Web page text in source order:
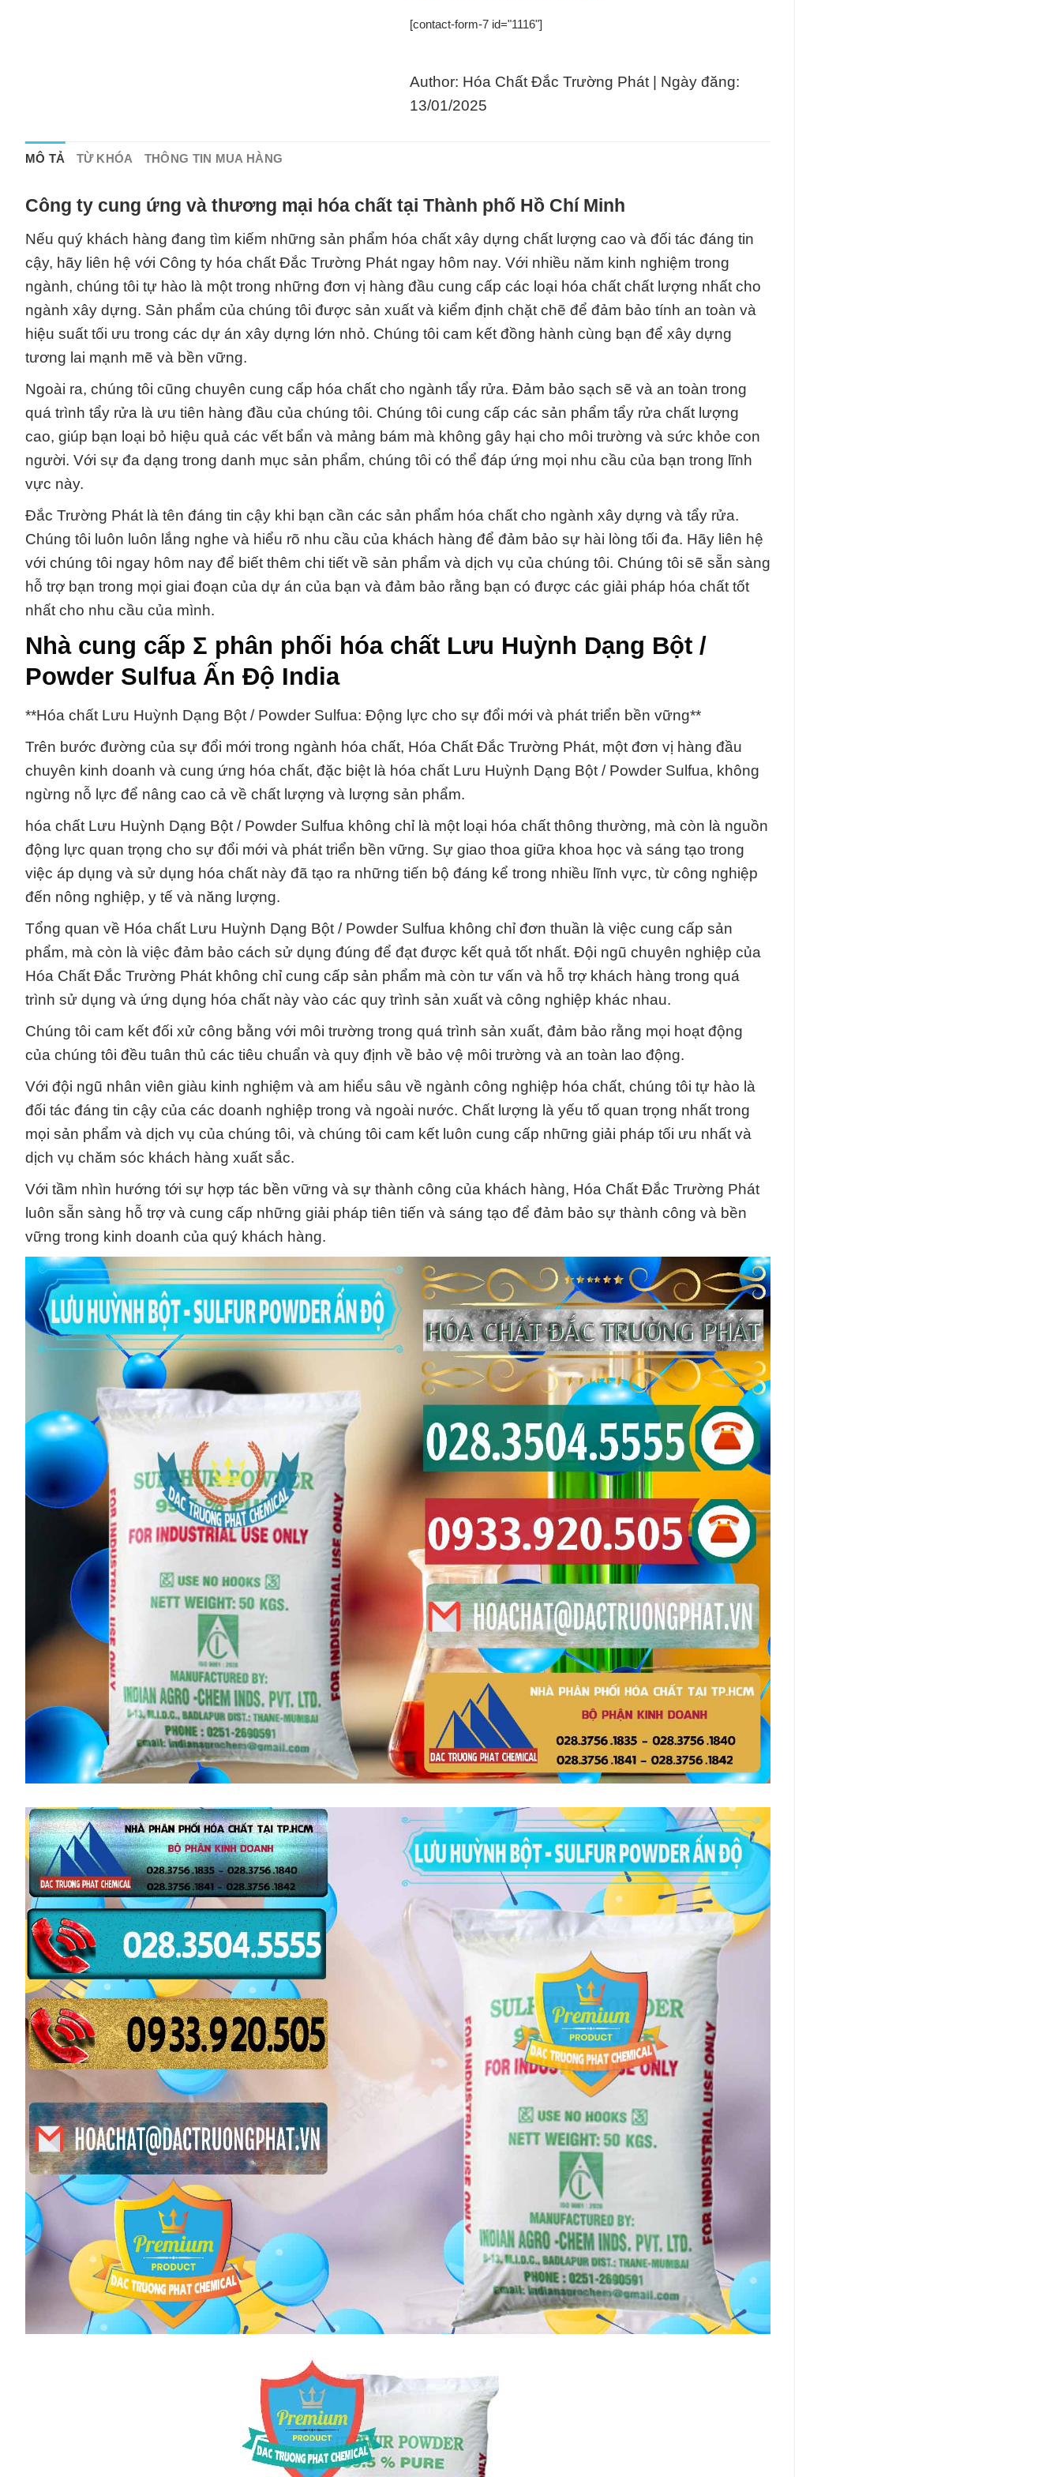
[contact-form-7 id="1116"]
Author: Hóa Chất Đắc Trường Phát | Ngày đăng:
13/01/2025
MÔ TẢ TỪ KHÓA THÔNG TIN MUA HÀNG
Công ty cung ứng và thương mại hóa chất tại Thành phố Hồ Chí Minh
Nếu quý khách hàng đang tìm kiếm những sản phẩm hóa chất xây dựng chất lượng cao và đối tác đáng tin
cậy, hãy liên hệ với Công ty hóa chất Đắc Trường Phát ngay hôm nay. Với nhiều năm kinh nghiệm trong
ngành, chúng tôi tự hào là một trong những đơn vị hàng đầu cung cấp các loại hóa chất chất lượng nhất cho
ngành xây dựng. Sản phẩm của chúng tôi được sản xuất và kiểm định chặt chẽ để đảm bảo tính an toàn và
hiệu suất tối ưu trong các dự án xây dựng lớn nhỏ. Chúng tôi cam kết đồng hành cùng bạn để xây dựng
tương lai mạnh mẽ và bền vững.
Ngoài ra, chúng tôi cũng chuyên cung cấp hóa chất cho ngành tẩy rửa. Đảm bảo sạch sẽ và an toàn trong
quá trình tẩy rửa là ưu tiên hàng đầu của chúng tôi. Chúng tôi cung cấp các sản phẩm tẩy rửa chất lượng
cao, giúp bạn loại bỏ hiệu quả các vết bẩn và mảng bám mà không gây hại cho môi trường và sức khỏe con
người. Với sự đa dạng trong danh mục sản phẩm, chúng tôi có thể đáp ứng mọi nhu cầu của bạn trong lĩnh
vực này.
Đắc Trường Phát là tên đáng tin cậy khi bạn cần các sản phẩm hóa chất cho ngành xây dựng và tẩy rửa.
Chúng tôi luôn luôn lắng nghe và hiểu rõ nhu cầu của khách hàng để đảm bảo sự hài lòng tối đa. Hãy liên hệ
với chúng tôi ngay hôm nay để biết thêm chi tiết về sản phẩm và dịch vụ của chúng tôi. Chúng tôi sẽ sẵn sàng
hỗ trợ bạn trong mọi giai đoạn của dự án của bạn và đảm bảo rằng bạn có được các giải pháp hóa chất tốt
nhất cho nhu cầu của mình.
Nhà cung cấp Σ phân phối hóa chất Lưu Huỳnh Dạng Bột /
Powder Sulfua Ấn Độ India
**Hóa chất Lưu Huỳnh Dạng Bột / Powder Sulfua: Động lực cho sự đổi mới và phát triển bền vững**
Trên bước đường của sự đổi mới trong ngành hóa chất, Hóa Chất Đắc Trường Phát, một đơn vị hàng đầu
chuyên kinh doanh và cung ứng hóa chất, đặc biệt là hóa chất Lưu Huỳnh Dạng Bột / Powder Sulfua, không
ngừng nỗ lực để nâng cao cả về chất lượng và lượng sản phẩm.
hóa chất Lưu Huỳnh Dạng Bột / Powder Sulfua không chỉ là một loại hóa chất thông thường, mà còn là nguồn
động lực quan trọng cho sự đổi mới và phát triển bền vững. Sự giao thoa giữa khoa học và sáng tạo trong
việc áp dụng và sử dụng hóa chất này đã tạo ra những tiến bộ đáng kể trong nhiều lĩnh vực, từ công nghiệp
đến nông nghiệp, y tế và năng lượng.
Tổng quan về Hóa chất Lưu Huỳnh Dạng Bột / Powder Sulfua không chỉ đơn thuần là việc cung cấp sản
phẩm, mà còn là việc đảm bảo cách sử dụng đúng để đạt được kết quả tốt nhất. Đội ngũ chuyên nghiệp của
Hóa Chất Đắc Trường Phát không chỉ cung cấp sản phẩm mà còn tư vấn và hỗ trợ khách hàng trong quá
trình sử dụng và ứng dụng hóa chất này vào các quy trình sản xuất và công nghiệp khác nhau.
Chúng tôi cam kết đối xử công bằng với môi trường trong quá trình sản xuất, đảm bảo rằng mọi hoạt động
của chúng tôi đều tuân thủ các tiêu chuẩn và quy định về bảo vệ môi trường và an toàn lao động.
Với đội ngũ nhân viên giàu kinh nghiệm và am hiểu sâu về ngành công nghiệp hóa chất, chúng tôi tự hào là
đối tác đáng tin cậy của các doanh nghiệp trong và ngoài nước. Chất lượng là yếu tố quan trọng nhất trong
mọi sản phẩm và dịch vụ của chúng tôi, và chúng tôi cam kết luôn cung cấp những giải pháp tối ưu nhất và
dịch vụ chăm sóc khách hàng xuất sắc.
Với tầm nhìn hướng tới sự hợp tác bền vững và sự thành công của khách hàng, Hóa Chất Đắc Trường Phát
luôn sẵn sàng hỗ trợ và cung cấp những giải pháp tiên tiến và sáng tạo để đảm bảo sự thành công và bền
vững trong kinh doanh của quý khách hàng.